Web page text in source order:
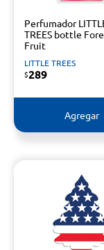
Perfumador
TREES bottle
Fruit
LITTLE TREES
$289
Agregar